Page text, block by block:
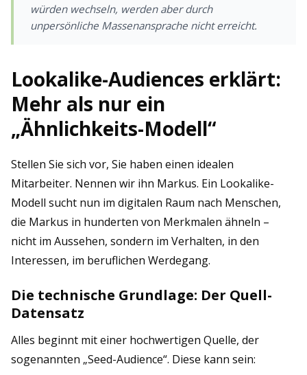
würden wechseln, werden aber durch
unpersönliche Massenansprache nicht erreicht.
Lookalike-Audiences erklärt:
Mehr als nur ein
„Ähnlichkeits-Modell“
Stellen Sie sich vor, Sie haben einen idealen
Mitarbeiter. Nennen wir ihn Markus. Ein Lookalike-
Modell sucht nun im digitalen Raum nach Menschen,
die Markus in hunderten von Merkmalen ähneln –
nicht im Aussehen, sondern im Verhalten, in den
Interessen, im beruflichen Werdegang.
Die technische Grundlage: Der Quell-
Datensatz
Alles beginnt mit einer hochwertigen Quelle, der
sogenannten „Seed-Audience“. Diese kann sein: